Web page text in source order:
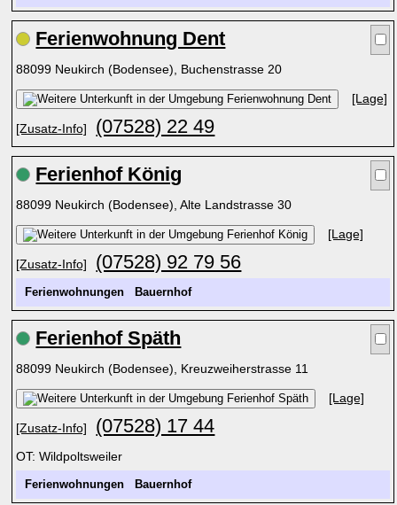
Ferienwohnung Dent
88099 Neukirch (Bodensee), Buchenstrasse 20
[Lage]
[Zusatz-Info] (07528) 22 49
Ferienhof König
88099 Neukirch (Bodensee), Alte Landstrasse 30
[Lage]
[Zusatz-Info] (07528) 92 79 56
Ferienwohnungen Bauernhof
Ferienhof Späth
88099 Neukirch (Bodensee), Kreuzweiherstrasse 11
[Lage]
[Zusatz-Info] (07528) 17 44
OT: Wildpoltsweiler
Ferienwohnungen Bauernhof